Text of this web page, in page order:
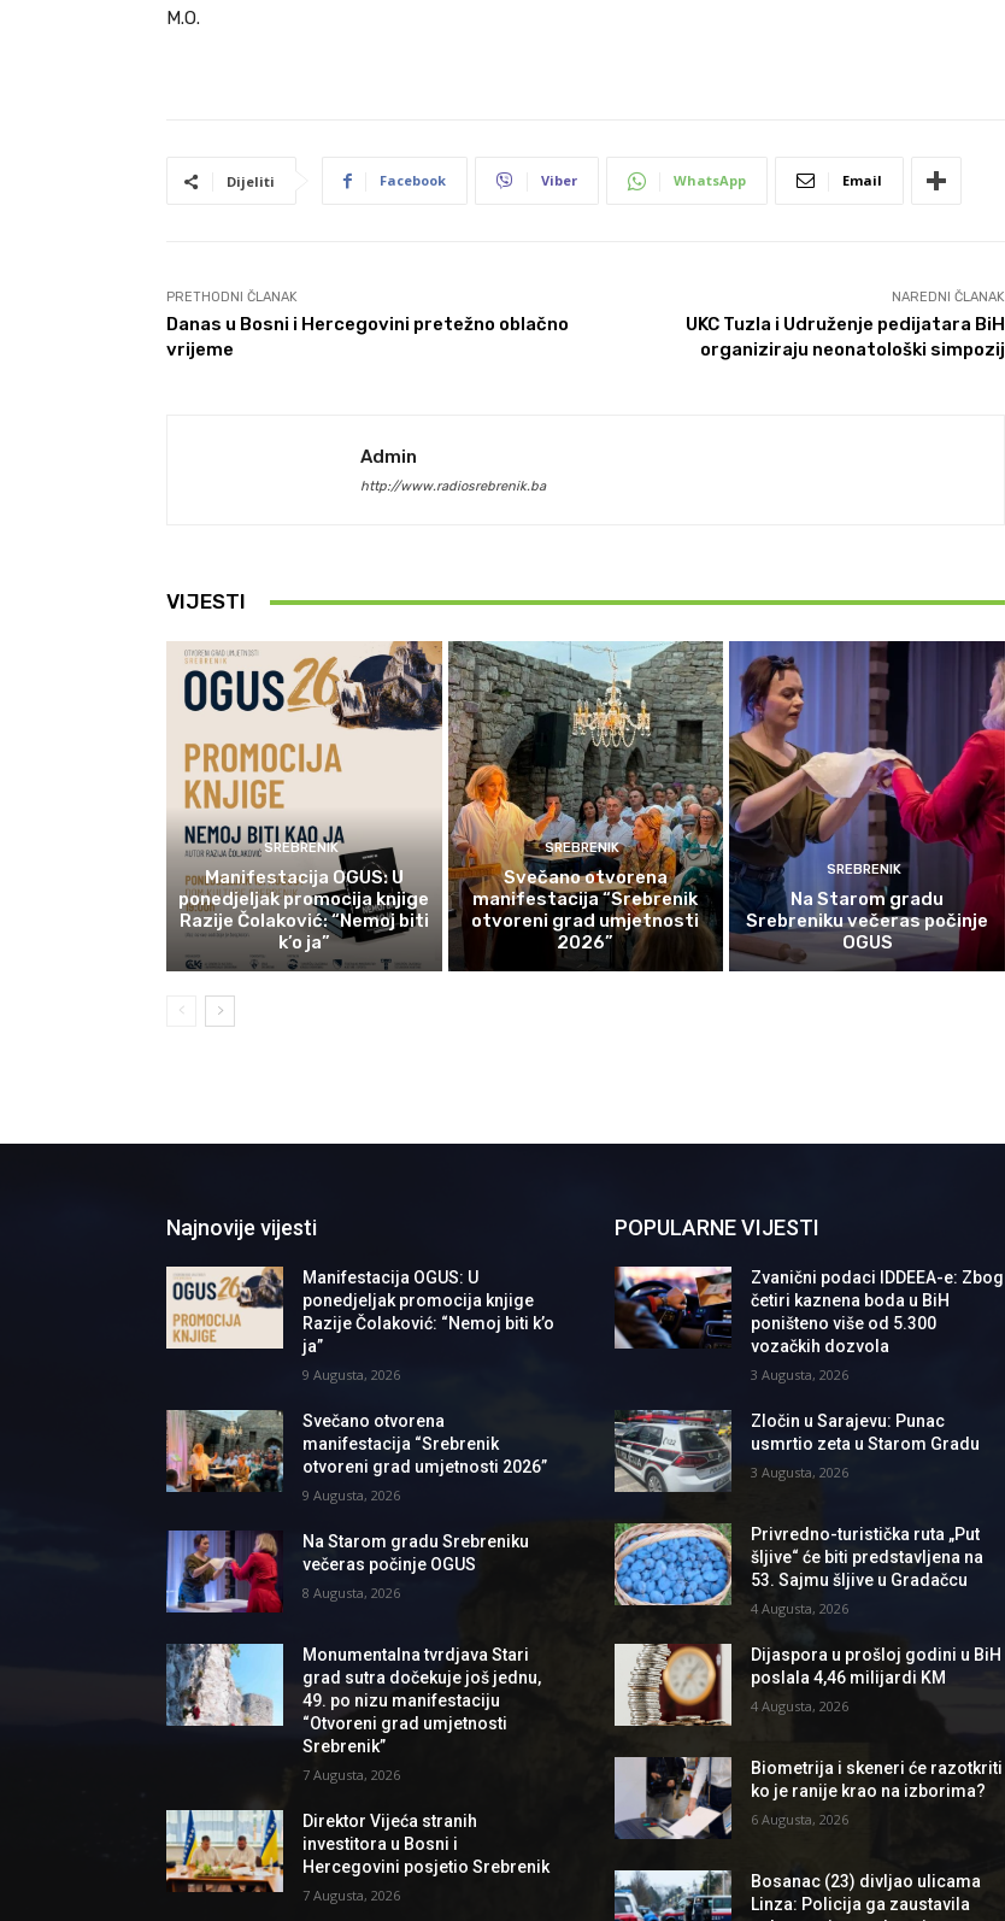
M.O.
Dijeliti Facebook Viber WhatsApp Email
PRETHODNI ČLANAK
Danas u Bosni i Hercegovini pretežno oblačno
vrijeme
NAREDNI ČLANAK
UKC Tuzla i Udruženje pedijatara BiH
organiziraju neonatološki simpozij
Admin
http://www.radiosrebrenik.ba
VIJESTI
SREBRENIK
Manifestacija OGUS: U
ponedjeljak promocija knjige
Razije Čolaković: “Nemoj biti
k’o ja”
SREBRENIK
Svečano otvorena
manifestacija “Srebrenik
otvoreni grad umjetnosti
2026”
SREBRENIK
Na Starom gradu
Srebreniku večeras počinje
OGUS
Najnovije vijesti
Manifestacija OGUS: U
ponedjeljak promocija knjige
Razije Čolaković: “Nemoj biti k’o
ja”
9 Augusta, 2026
Svečano otvorena
manifestacija “Srebrenik
otvoreni grad umjetnosti 2026”
9 Augusta, 2026
Na Starom gradu Srebreniku
večeras počinje OGUS
8 Augusta, 2026
Monumentalna tvrdjava Stari
grad sutra dočekuje još jednu,
49. po nizu manifestaciju
“Otvoreni grad umjetnosti
Srebrenik”
7 Augusta, 2026
Direktor Vijeća stranih
investitora u Bosni i
Hercegovini posjetio Srebrenik
7 Augusta, 2026
POPULARNE VIJESTI
Zvanični podaci IDDEEA-e: Zbog
četiri kaznena boda u BiH
poništeno više od 5.300
vozačkih dozvola
3 Augusta, 2026
Zločin u Sarajevu: Punac
usmrtio zeta u Starom Gradu
3 Augusta, 2026
Privredno-turistička ruta „Put
šljive“ će biti predstavljena na
53. Sajmu šljive u Gradačcu
4 Augusta, 2026
Dijaspora u prošloj godini u BiH
poslala 4,46 milijardi KM
4 Augusta, 2026
Biometrija i skeneri će razotkriti
ko je ranije krao na izborima?
6 Augusta, 2026
Bosanac (23) divljao ulicama
Linza: Policija ga zaustavila